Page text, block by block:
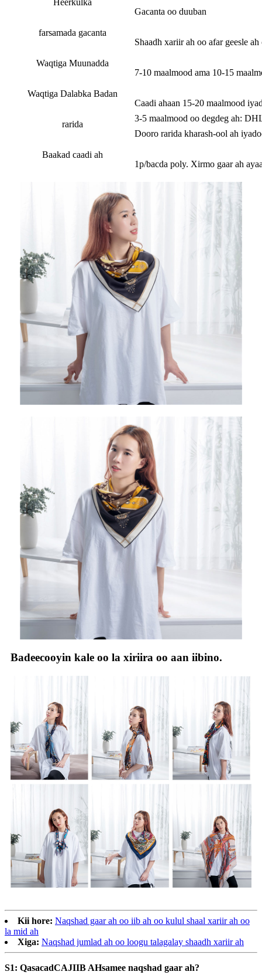
Heerkulka
Gacanta oo duuban
farsamada gacanta
Shaadh xariir ah oo afar geesle
Waqtiga Muunadda
7-10 maalmood ama 10-15
Waqtiga Dalabka Badan
Caadi ahaan 15-20 maalmood
rarida
3-5 maalmood oo degdeg ah:
Dooro rarida kharash-ool ah
Baakad caadi ah
1p/bacda poly. Xirmo gaar ah
Badeecooyin kale oo la xiriira oo aan iibino.
Kii hore: Naqshad gaar ah oo iib ah oo kulul shaal xariir ah oo
la mid ah
Xiga: Naqshad jumlad ah oo loogu talagalay shaadh xariir ah
S1: QasacadCAJIIB AHsamee naqshad gaar ah?